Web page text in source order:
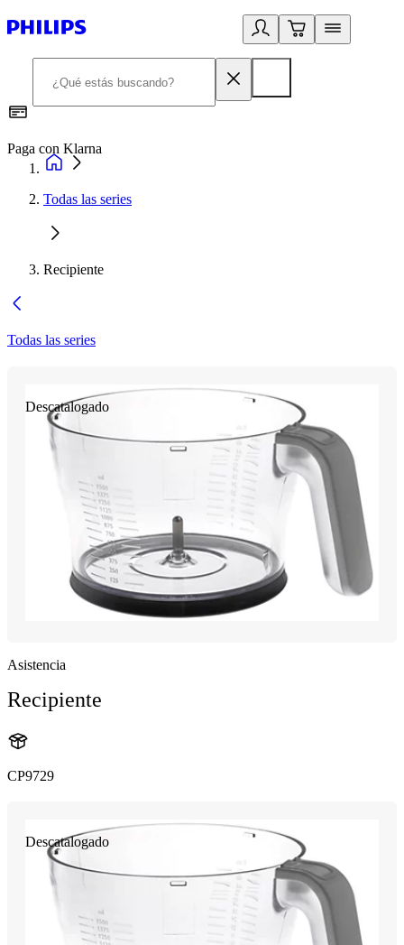
Paga con Klarna
Todas las series
Recipiente
Todas las series
Descatalogado
Asistencia
Recipiente
CP9729
Descatalogado